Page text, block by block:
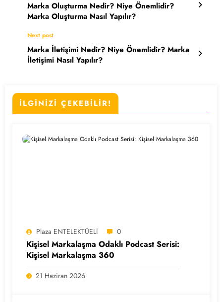
Marka Oluşturma Nedir? Niye Önemlidir?
Marka Oluşturma Nasıl Yapılır?
Next post
Marka İletişimi Nedir? Niye Önemlidir? Marka
İletişimi Nasıl Yapılır?
İLGİNİZİ ÇEKEBİLİR!
Plaza ENTELEKTÜELİ 0
Kişisel Markalaşma Odaklı Podcast Serisi:
Kişisel Markalaşma 360
21 Haziran 2026